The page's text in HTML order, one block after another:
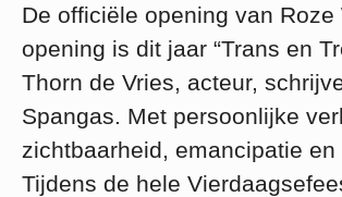
De officiële opening van
opening is dit jaar “Trans en
Thorn de Vries, acteur,
Spangas. Met persoonlijke
zichtbaarheid, emancipatie
Tijdens de hele